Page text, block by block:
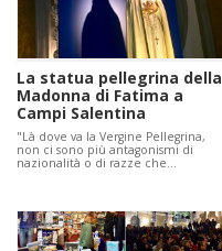
La statua pellegrina della
Madonna di Fatima a
Campi Salentina
"Là dove va la Vergine Pellegrina,
non ci sono più antagonismi di
nazionalità o di razze che…